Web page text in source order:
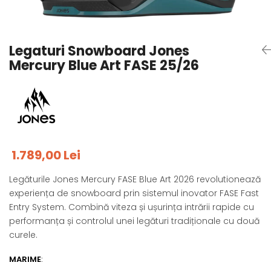
Pantaloni outdoor
Curele
Bustiere
Underwear
Legaturi Snowboard Jones
Mercury Blue Art FASE 25/26
1.789,00 Lei
Legăturile Jones Mercury FASE Blue Art 2026 revolutionează
experiența de snowboard prin sistemul inovator FASE Fast
Entry System. Combină viteza și ușurința intrării rapide cu
performanța și controlul unei legături tradiționale cu două
curele.
MARIME: